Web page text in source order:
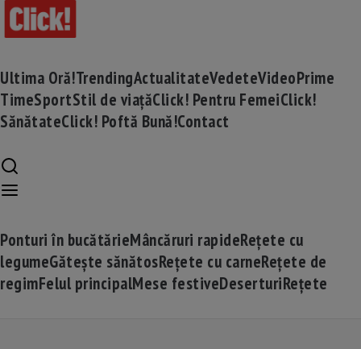
Ultima Oră!TrendingActualitateVedeteVideoPrime
TimeSportStil de viațăClick! Pentru FemeiClick!
SănătateClick! Poftă Bună!Contact
Ponturi în bucătărieMâncăruri rapideRețete cu
legumeGătește sănătosRețete cu carneRețete de
regimFelul principalMese festiveDeserturiRețete